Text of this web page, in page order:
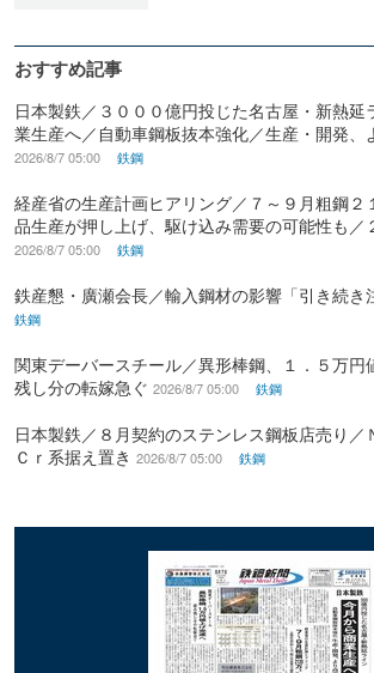
おすすめ記事
日本製鉄／３０００億円投じた名古屋・新熱延
業生産へ／自動車鋼板抜本強化／生産・開発、
2026/8/7 05:00 鉄鋼
経産省の生産計画ヒアリング／７～９月粗鋼２
品生産が押し上げ、駆け込み需要の可能性も／
2026/8/7 05:00 鉄鋼
鉄産懇・廣瀬会長／輸入鋼材の影響「引き続き
鉄鋼
関東デーバースチール／異形棒鋼、１．５万円
残し分の転嫁急ぐ 2026/8/7 05:00 鉄鋼
日本製鉄／８月契約のステンレス鋼板店売り／
Ｃｒ系据え置き 2026/8/7 05:00 鉄鋼